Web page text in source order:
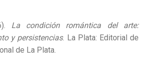
La condición romántica del arte:
y persistencias. La Plata: Editorial de
de La Plata.